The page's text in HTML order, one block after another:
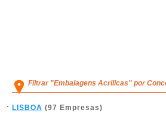
Filtrar "Embalagens Acrilicas" por
LISBOA (97 Empresas)